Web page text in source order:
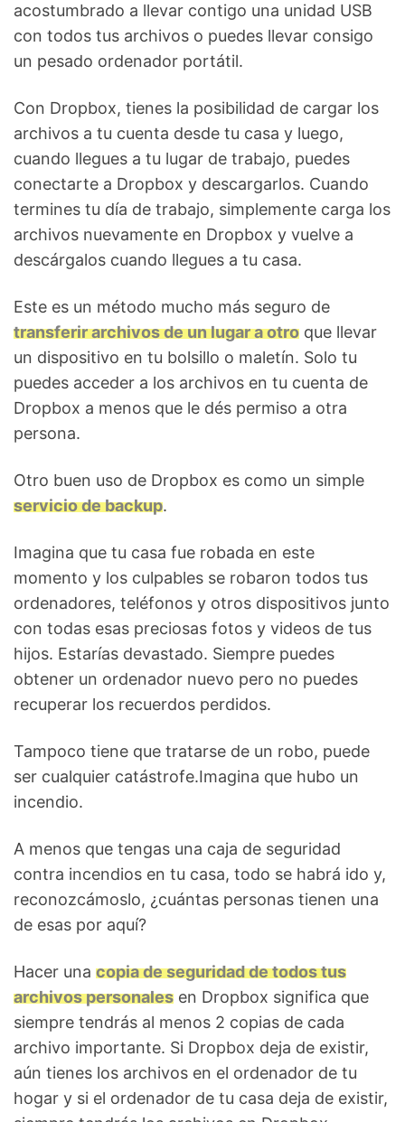
acostumbrado a llevar contigo una unidad USB
con todos tus archivos o puedes llevar consigo
un pesado ordenador portátil.
Con Dropbox, tienes la posibilidad de cargar los
archivos a tu cuenta desde tu casa y luego,
cuando llegues a tu lugar de trabajo, puedes
conectarte a Dropbox y descargarlos. Cuando
termines tu día de trabajo, simplemente carga los
archivos nuevamente en Dropbox y vuelve a
descárgalos cuando llegues a tu casa.
Este es un método mucho más seguro de
transferir archivos de un lugar a otro que llevar
un dispositivo en tu bolsillo o maletín. Solo tu
puedes acceder a los archivos en tu cuenta de
Dropbox a menos que le dés permiso a otra
persona.
Otro buen uso de Dropbox es como un simple
servicio de backup.
Imagina que tu casa fue robada en este
momento y los culpables se robaron todos tus
ordenadores, teléfonos y otros dispositivos junto
con todas esas preciosas fotos y videos de tus
hijos. Estarías devastado. Siempre puedes
obtener un ordenador nuevo pero no puedes
recuperar los recuerdos perdidos.
Tampoco tiene que tratarse de un robo, puede
ser cualquier catástrofe.Imagina que hubo un
incendio.
A menos que tengas una caja de seguridad
contra incendios en tu casa, todo se habrá ido y,
reconozcámoslo, ¿cuántas personas tienen una
de esas por aquí?
Hacer una copia de seguridad de todos tus
archivos personales en Dropbox significa que
siempre tendrás al menos 2 copias de cada
archivo importante. Si Dropbox deja de existir,
aún tienes los archivos en el ordenador de tu
hogar y si el ordenador de tu casa deja de existir,